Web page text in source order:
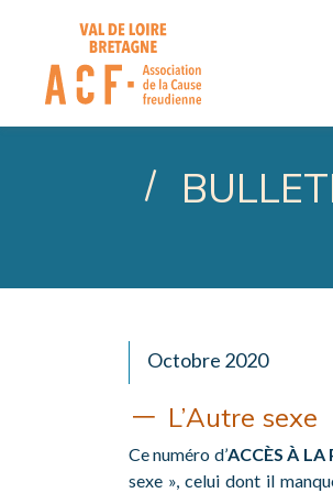
ASSOCIATION
Octobre 2020
L’Autre sexe
Ce numéro d’ACCÈS À LA
sexe », celui dont il